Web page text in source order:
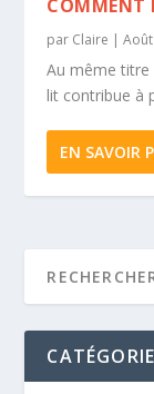
COMMENT
par Claire |
Au même titre
lit contribue à
EN SAVOIR